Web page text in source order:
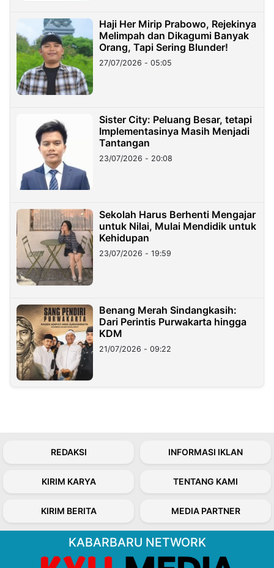
Haji Her Mirip Prabowo, Rejekinya
Melimpah dan Dikagumi Banyak
Orang, Tapi Sering Blunder!
27/07/2026 - 05:05
Sister City: Peluang Besar, tetapi
Implementasinya Masih Menjadi
Tantangan
23/07/2026 - 20:08
Sekolah Harus Berhenti Mengajar
untuk Nilai, Mulai Mendidik untuk
Kehidupan
23/07/2026 - 19:59
Benang Merah Sindangkasih:
Dari Perintis Purwakarta hingga
KDM
21/07/2026 - 09:22
REDAKSI INFORMASI IKLAN
KIRIM KARYA TENTANG KAMI
KIRIM BERITA MEDIA PARTNER
KABARBARU NETWORK